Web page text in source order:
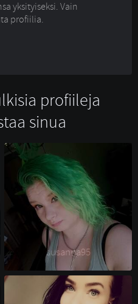
yksityiseksi. Vain
profiilia.
profiileja
sinua
susanna95